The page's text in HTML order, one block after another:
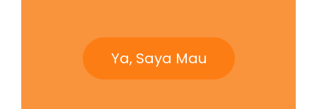
Ya, Saya Mau